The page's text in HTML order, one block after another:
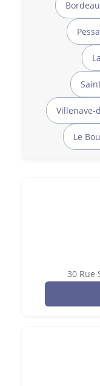
Villenave-
Le
30 Rue